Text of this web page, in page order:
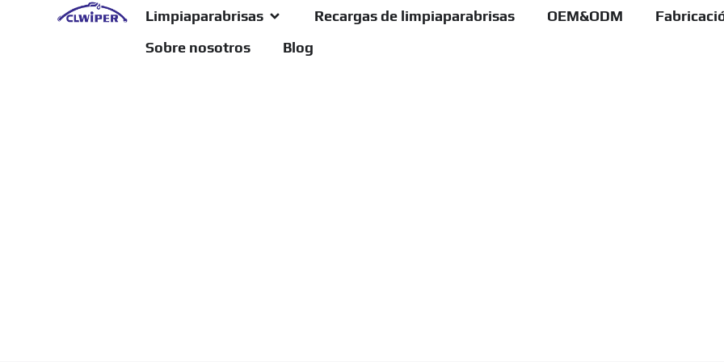
Limpiaparabrisas Recargas de limpiaparabrisas OEM&ODM
Sobre nosotros
Blog